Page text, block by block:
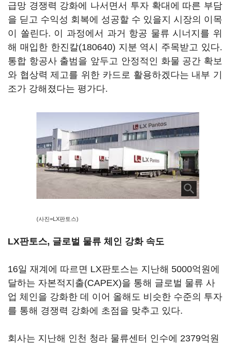
급망 경쟁력 강화에 나서면서 투자 확대에 따른 부담
을 딛고 수익성 회복에 성공할 수 있을지 시장의 이목
이 쏠린다. 이 과정에서 과거 항공 물류 시너지를 위
해 매입한 한진칼(180640) 지분 역시 주목받고 있다.
통합 항공사 출범을 앞두고 안정적인 화물 공간 확보
와 협상력 제고를 위한 카드로 활용하겠다는 내부 기
조가 강해졌다는 평가다.
(사진=LX판토스)
LX판토스, 글로벌 물류 체인 강화 속도
16일 재계에 따르면 LX판토스는 지난해 5000억원에
달하는 자본적지출(CAPEX)을 통해 글로벌 물류 사
업 체인을 강화한 데 이어 올해도 비슷한 수준의 투자
를 통해 경쟁력 강화에 초점을 맞추고 있다.
회사는 지난해 인천 청라 물류센터 인수에 2379억원